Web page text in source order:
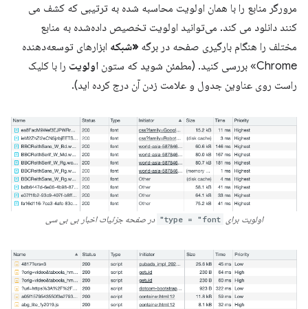
مرورگر منابع را با همان اولویت محاسبه شده به ترتیبی که کشف می
کنند دانلود می کند. می‌توانید اولویت تخصیص داده‌شده به منابع
مختلف را هنگام بارگیری صفحه در برگه «شبکه ابزارهای توسعه‌دهنده
Chrome» بررسی کنید. (مطمئن شوید که ستون
اولویت را با کلیک
راست روی عناوین جدول و علامت زدن آن درج کرده اید).
اولویت برای type = "font" در صفحه جزئیات اخبار بی بی سی